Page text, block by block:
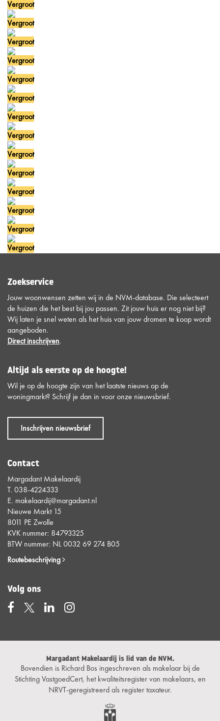
Vergroot
Vergroot
Vergroot
Vergroot
Vergroot
Vergroot
Vergroot
Vergroot
Vergroot
Vergroot
Vergroot
Vergroot
Vergroot
Vergroot
Zoekservice
Jouw woonwensen zetten wij in de NVM-database. Die selecteert
de huizen die het best bij jou passen. Zit jouw huis er nog niet bij?
Wij laten je snel weten als het huis van jouw dromen te koop wordt
aangeboden.
Direct inschrijven.
Altijd als eerste op de hoogte!
Wil je op de hoogte zijn van het laatste nieuws op de
woningmarkt? Schrijf je dan in voor onze nieuwsbrief.
Inschrijven nieuwsbrief
Contact
Margadant Makelaardij
T. 038-4224333
E. makelaardij@margadant.nl
Nieuwe Markt 15
8011 PE Zwolle
KVK nummer: 84793325
BTW nummer: NL 0032 69 274 B05
Routebeschrijving
Volg ons
Margadant Makelaardij is lid van de NVM.
Bovendien is Richard Bos ingeschreven als makelaar bij de
Stichting VastgoedCert, het kwaliteitsregister van makelaars, en
NRVT-geregistreerd als register taxateur.